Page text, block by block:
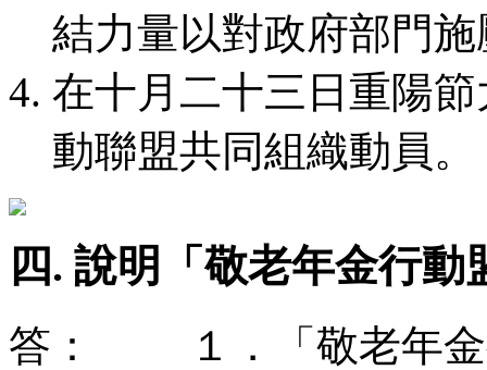
結力量以對政府部門施
在十月二十三日重陽
動聯盟共同組織動員。
四. 說明「敬老年金行
答： １．「敬老年金